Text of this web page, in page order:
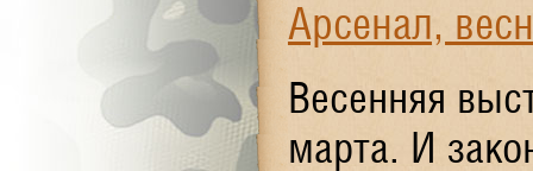
Арсенал,
Весенняя
марта. И